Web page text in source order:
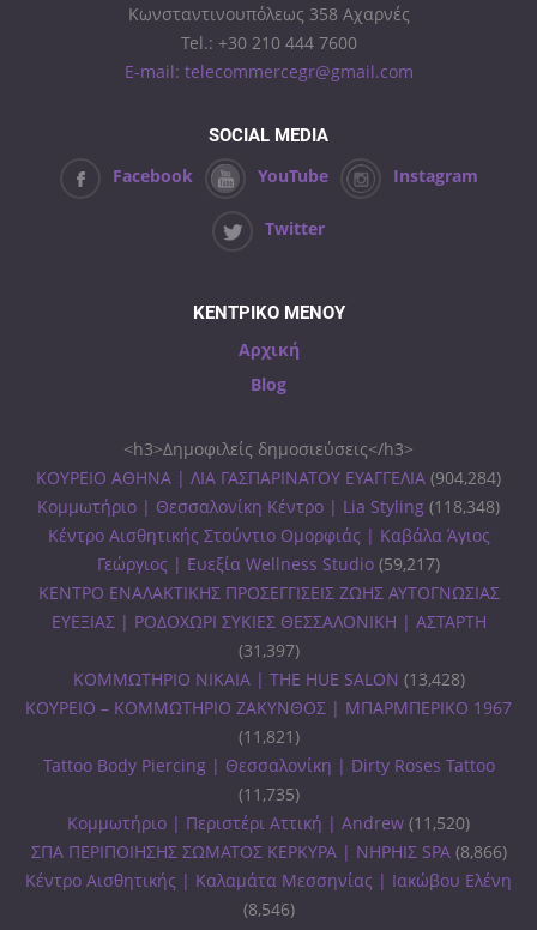
Κωνσταντινουπόλεως 358 Αχαρνές
Tel.: +30 210 444 7600
E-mail: telecommercegr@gmail.com
SOCIAL MEDIA
Facebook YouTube Instagram
Twitter
ΚΕΝΤΡΙΚΟ ΜΕΝΟΥ
Αρχική
Blog
<h3>Δημοφιλείς δημοσιεύσεις</h3>
ΚΟΥΡΕΙΟ ΑΘΗΝΑ | ΛΙΑ ΓΑΣΠΑΡΙΝΑΤΟΥ ΕΥΑΓΓΕΛΙΑ (904,284)
Κομμωτήριο | Θεσσαλονίκη Κέντρο | Lia Styling (118,348)
Κέντρο Αισθητικής Στούντιο Ομορφιάς | Καβάλα Άγιος
Γεώργιος | Ευεξία Wellness Studio (59,217)
ΚΕΝΤΡΟ ΕΝΑΛΑΚΤΙΚΗΣ ΠΡΟΣΕΓΓΙΣΕΙΣ ΖΩΗΣ ΑΥΤΟΓΝΩΣΙΑΣ
ΕΥΕΞΙΑΣ | ΡΟΔΟΧΩΡΙ ΣΥΚΙΕΣ ΘΕΣΣΑΛΟΝΙΚΗ | ΑΣΤΑΡΤΗ
(31,397)
ΚΟΜΜΩΤΗΡΙΟ ΝΙΚΑΙΑ | THE HUE SALON (13,428)
ΚΟΥΡΕΙΟ – ΚΟΜΜΩΤΗΡΙΟ ΖΑΚΥΝΘΟΣ | ΜΠΑΡΜΠΕΡΙΚΟ 1967
(11,821)
Tattoo Body Piercing | Θεσσαλονίκη | Dirty Roses Tattoo
(11,735)
Κομμωτήριο | Περιστέρι Αττική | Andrew (11,520)
ΣΠΑ ΠΕΡΙΠΟΙΗΣΗΣ ΣΩΜΑΤΟΣ ΚΕΡΚΥΡΑ | ΝΗΡΗΙΣ SPA (8,866)
Κέντρο Αισθητικής | Καλαμάτα Μεσσηνίας | Ιακώβου Ελένη
(8,546)